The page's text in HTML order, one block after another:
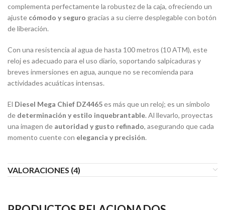
complementa perfectamente la robustez de la caja, ofreciendo un
ajuste cómodo y seguro gracias a su cierre desplegable con botón
de liberación.
Con una resistencia al agua de hasta 100 metros (10 ATM), este
reloj es adecuado para el uso diario, soportando salpicaduras y
breves inmersiones en agua, aunque no se recomienda para
actividades acuáticas intensas.
El Diesel Mega Chief DZ4465es más que un reloj; es un símbolo
de determinación y estilo inquebrantable. Al llevarlo, proyectas
una imagen de autoridad y gusto refinado, asegurando que cada
momento cuente con elegancia y precisión.
VALORACIONES (4)